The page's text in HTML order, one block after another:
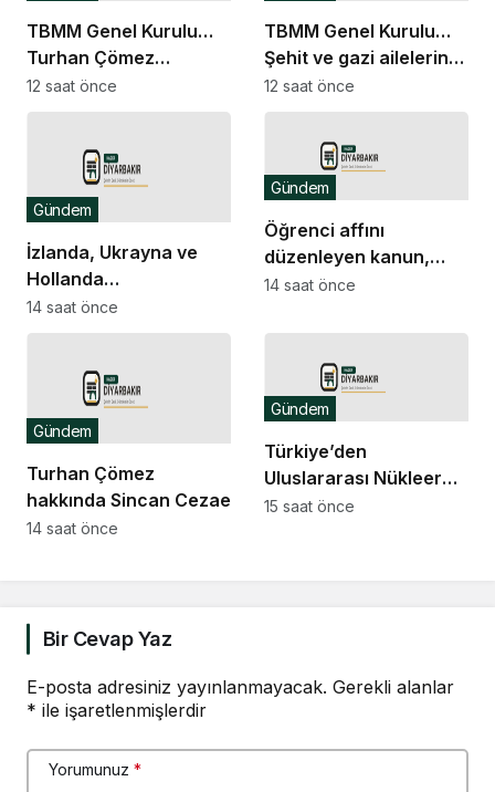
TBMM Genel Kurulu…
Turhan Çömez
hakkında başlatılan
soruşturma “kürsü
tartışmasına neden
12 saat önce
TBMM Genel Kurulu…
Şehit ve gazi ailelerine
yönelik düzenlemeleri
içeren kanun teklifinin
görüşmeleri başladı
12 saat önce
İzlanda, Ukrayna ve
Hollanda
büyükelçilikleri ile BM
Cenevre Ofisi Daimi
Gündem
14 saat önce
Öğrenci affını
düzenleyen kanun,
Resmi Gazete’de
Gündem
14 saat önce
Turhan Çömez
hakkında Sincan Cezaevi’nde
isyan çıktığı yönündeki
Gündem
14 saat önce
Türkiye’den
Uluslararası Nükleer
Bilim Olimpiyatı’nda 1
Gündem
15 saat önce
Bir Cevap Yaz
E-posta adresiniz yayınlanmayacak. Gerekli alanlar
* ile işaretlenmişlerdir
Yorumunuz *